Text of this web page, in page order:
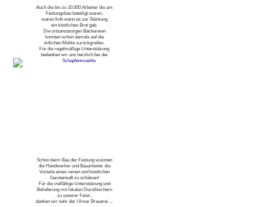
Auch die bis zu 10.000 Arbeiter die am
Festungsbau beteiligt waren,
waren froh wenn es zur Stärkung
ein köstliches Brot gab.
Die ortsansässigen Bäckereien
konnten schon damals auf die
örtlichen Mehle zurückgreifen.
Für die regelmäßige Unterstützung
bedanken wir uns herzlich bei der
Schon beim Bau der Festung wussten
die Handwerker und Bauarbeiter die
Vorteile eines reinen und köstlichen
Gerstensaft zu schätzen!
Für die vielfältige Unterstützung und
Belieferung mit lokalen Durstlöschern
zu unserer Feier,
danken wir sehr der Ulmer Brauerei ...